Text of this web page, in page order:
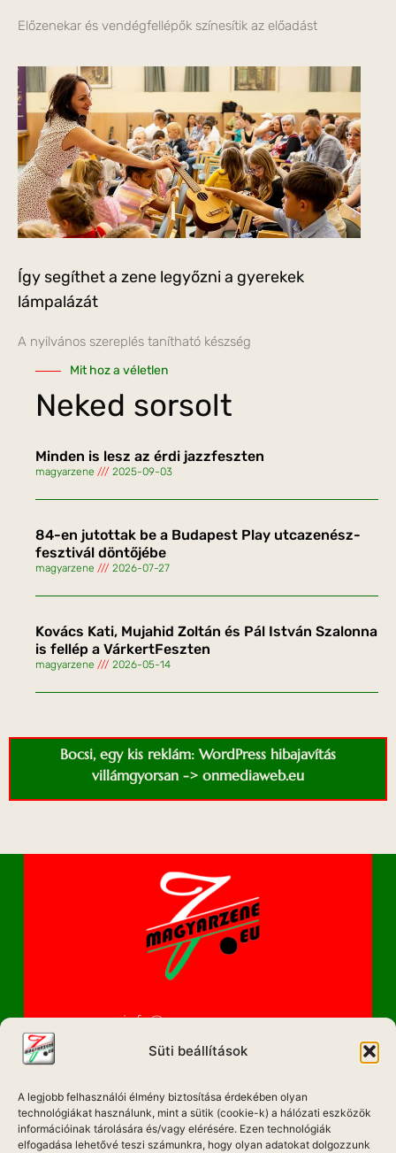
Süti beállítások
A legjobb felhasználói élmény biztosítása érdekében olyan
technológiákat használunk, mint a sütik (cookie-k) a hálózati eszközök
információinak tárolására és/vagy elérésére. Ezen technológiák
elfogadása lehetővé teszi számunkra, hogy olyan adatokat dolgozzunk
Előzenekar és vendégfellépők színesítik az előadást
Így segíthet a zene legyőzni a gyerekek
lámpalázát
A nyilvános szereplés tanítható készség
Mit hoz a véletlen
Neked sorsolt
Minden is lesz az érdi jazzfeszten
magyarzene 2025-09-03
84-en jutottak be a Budapest Play utcazenész-
fesztivál döntőjébe
magyarzene 2026-07-27
Kovács Kati, Mujahid Zoltán és Pál István Szalonna
is fellép a VárkertFeszten
magyarzene 2026-05-14
Bocsi, egy kis reklám: WordPress hibajavítás
villámgyorsan -> onmediaweb.eu
info@magyarzene.eu
IMPRESSZUM
ETIKAI KÓDEX